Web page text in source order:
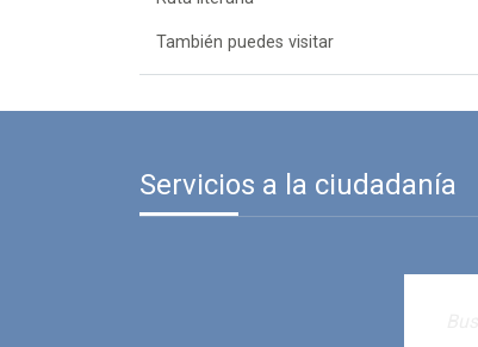
También puedes visitar
Servicios a la ciudadanía